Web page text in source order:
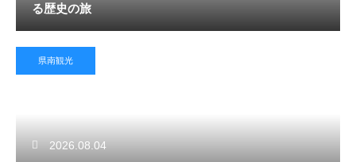
る歴史の旅
県南観光
2026.08.04